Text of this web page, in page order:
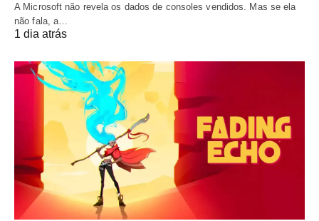
A Microsoft não revela os dados de consoles vendidos. Mas se ela
não fala, a…
1 dia atrás